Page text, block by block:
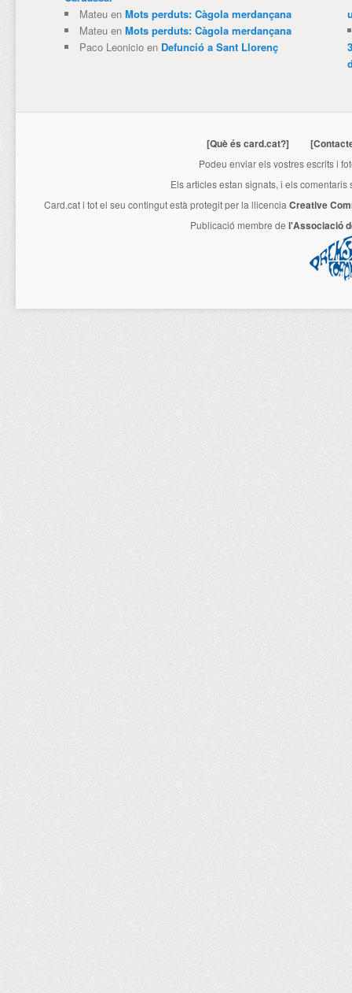
Mateuen Mots perduts: Càgola merdançana
Mateuen Mots perduts: Càgola merdançana
Paco Leonicioen Defunció a Sant Llorenç
[Què és card.cat?]
Podeu enviar els vostres escrits i
Els articles estan signats, i els
Card.cati tot el seu contingut està protegit per la llicencia Creative
Publicació membre de l'Associació